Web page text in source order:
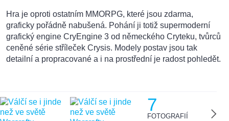
Hra je oproti ostatním MMORPG, které jsou zdarma,
graficky pořádně nabušená. Pohání ji totiž supermoderní
grafický engine CryEngine 3 od německého Cryteku, tvůrců
ceněné série stříleček Crysis. Modely postav jsou tak
detailní a propracované a i na prostřední je radost pohledět.
7
FOTOGRAFIÍ